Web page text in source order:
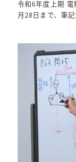
令和6年度上期
月28日まで、筆